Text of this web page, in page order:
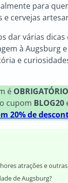
para
e cervejas
dar várias dicas
à Augsburg
e
é OBRIGATÓRIO
cupom BLOG20
20% de
atrações e
de Augsburg?